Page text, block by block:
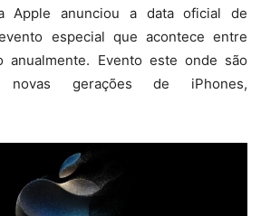
Apple anunciou a data oficial de
especial que acontece entre
anualmente. Evento este onde são
novas gerações de iPhones,